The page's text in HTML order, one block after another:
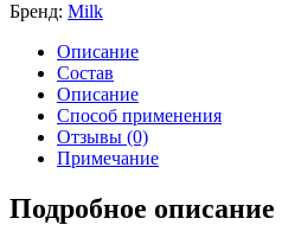
Бренд: Milk
Описание
Состав
Описание
Способ применения
Отзывы (0)
Примечание
Подробное описание